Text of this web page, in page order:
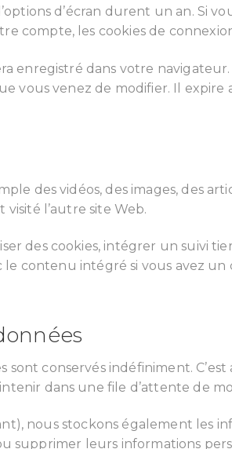
d’écran durent un an. Si
compte, les cookies de
enregistré dans votre
vous venez de modifier. Il expire
des vidéos, des images, des
l’autre site Web.
des cookies, intégrer un suivi
contenu intégré si vous avez
conservés indéfiniment.
dans une file d’attente de
nous stockons également les
supprimer leurs informations